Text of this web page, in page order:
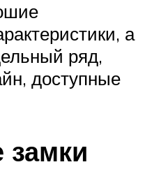
а
ряд,
доступные